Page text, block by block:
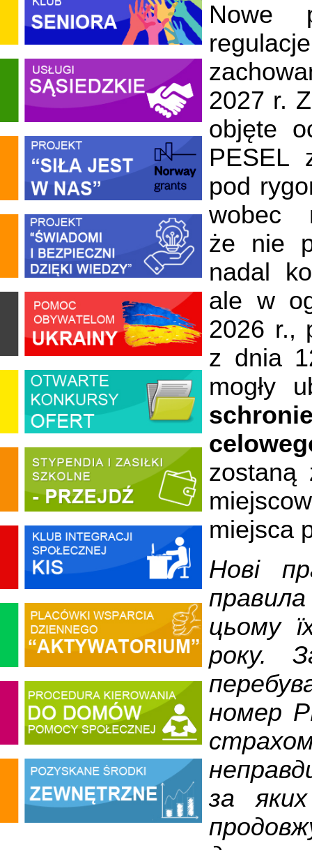
Nowe
2027 r.
objęte
PESEL
pod
wobec
że nie
nadal
ale w
2026 r.,
z dnia
mogły
zostaną
miejsca
Нові
цьому
року.
номер
за